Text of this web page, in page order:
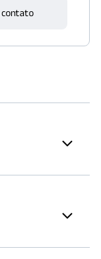
contato